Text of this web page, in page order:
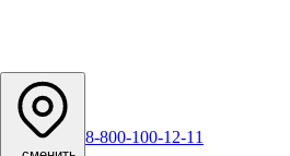
8-800-100-12-11